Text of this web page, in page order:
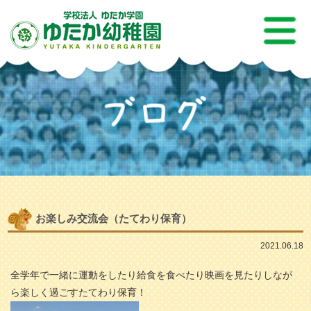
お楽しみ交流会（たてわり保育）
2021.06.18
全学年で一緒に運動をしたり給食を食べたり映画を見たりしなが
ら楽しく過ごすたてわり保育！